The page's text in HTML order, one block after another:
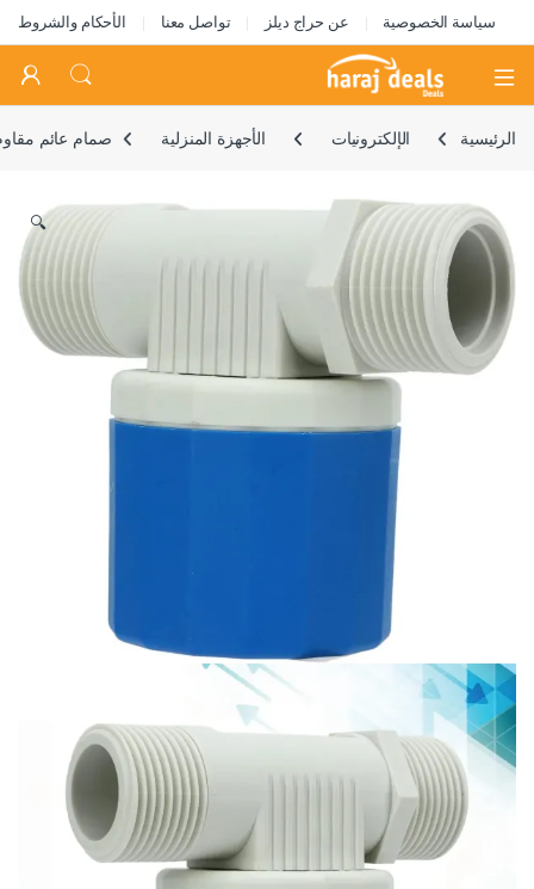
سياسة الخصوصية عن حراج ديلز تواصل معنا الأحكام والشروط
Open
الرئيسية الإلكترونيات الأجهزة المنزلية صمام عائم
🔍